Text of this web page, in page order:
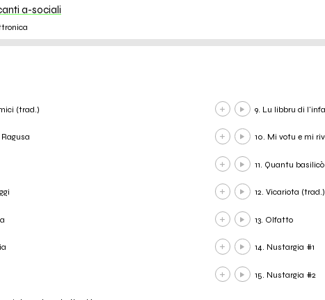
a-sociali
(trad.) 9. Lu libbru di
10. Mi votu e mi
11. Quantu
12. Vicariota (trad.)
13. Olfatto
14. Nustargia #1
15. Nustargia #2